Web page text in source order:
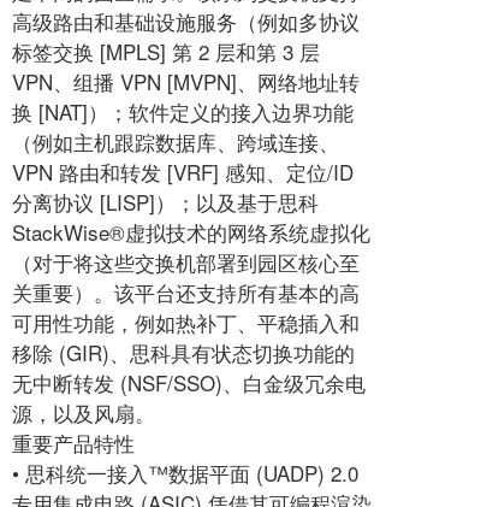
高级路由和基础设施服务（例如多协议
标签交换 [MPLS] 第 2 层和第 3 层
VPN、组播 VPN [MVPN]、网络地址转
换 [NAT]）；软件定义的接入边界功能
（例如主机跟踪数据库、跨域连接、
VPN 路由和转发 [VRF] 感知、定位/ID
分离协议 [LISP]）；以及基于思科
StackWise®虚拟技术的网络系统虚拟化
（对于将这些交换机部署到园区核心至
关重要）。该平台还支持所有基本的高
可用性功能，例如热补丁、平稳插入和
移除 (GIR)、思科具有状态切换功能的
无中断转发 (NSF/SSO)、白金级冗余电
源，以及风扇。
重要产品特性
• 思科统一接入™数据平面 (UADP) 2.0